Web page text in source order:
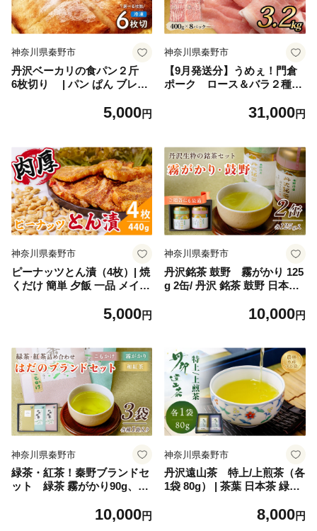
神奈川県秦野市
丹沢ベーカリの食パン２斤
6枚切り | パン ぱん ブレッ
わり ストック 冷凍 無添加 お
特別 詰め合わせ ゆめちから
天然 素材 風味 豊か 焼きたて
名水仕込み 香り 自然派 上質
地元 手作り ランキング 1位
受賞 プレゼント ギフト 神奈
川 秦野
5,000円
神奈川県秦野市
【9月発送分】うめぇ！門倉
ポーク ロース＆バラ２種セ
ブタ 豚肉 小分け バラ スライ
菜炒め 冷凍発送 ２か月保存
31,000円
神奈川県秦野市
ピーナッツとん漬（4枚）| 焼
くだけ 簡単 夕飯 一品 メイン
ロース肉 豚肉の味噌漬け 豚
4 440g 肉厚 厚い ボリューム
満足 贈呈用 ギフト 手土産 父
の日 おかず 風味 お肉やわら
か 食べやすい 時短 家庭用 個
包装 小分け 美味しい 美味 秦
野 神奈川 | 005-12
5,000円
神奈川県秦野市
丹沢銘茶 鼓野 霧がかり 125
g 2缶/ 丹沢 銘茶 鼓野 日本茶
奈川 ダンニアンの練り緑茶
自然環境の恵み 特産 お中
元 お歳暮 母の日 父の
日 敬老の日 新芽を使用
10,000円
神奈川県秦野市
緑茶・紅茶！秦野ブランドセ
ット 緑茶 霧がかり90g、こ
ッド・オブ・マウンテン50g
10,000円
神奈川県秦野市
丹沢遠山茶 特上/上煎茶（各
1袋 80g） | 茶葉 日本茶 緑茶
プレゼント お歳暮 手土産 グ
8,000円